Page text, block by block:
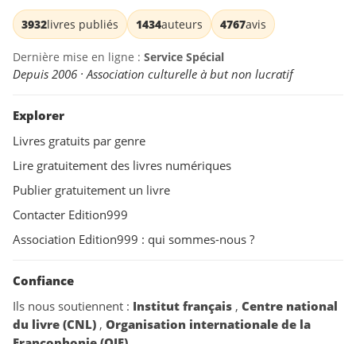
3932livres publiés 1434auteurs 4767avis
Dernière mise en ligne : Service Spécial
Depuis 2006 · Association culturelle à but non lucratif
Explorer
Livres gratuits par genre
Lire gratuitement des livres numériques
Publier gratuitement un livre
Contacter Edition999
Association Edition999 : qui sommes-nous ?
Confiance
Ils nous soutiennent : Institut français , Centre national
du livre (CNL) , Organisation internationale de la